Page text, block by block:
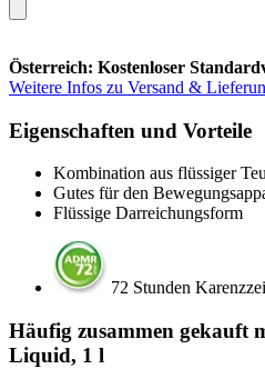
Österreich: Kostenloser
Weitere Infos zu Versand &
Eigenschaften und Vorteile
Kombination aus flüssiger
Gutes für den
Flüssige Darreichungsform
72 Stunden
Häufig zusammen gekauft
Liquid, 1 l